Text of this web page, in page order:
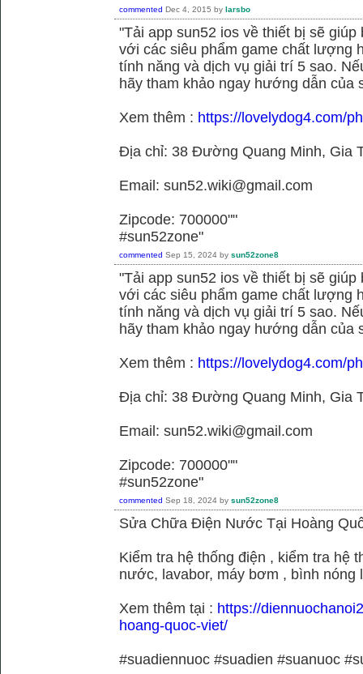
commented Dec 4, 2015 by larsbo
"Tải app sun52 ios về thiết bị sẽ
với các siêu phẩm game chất lượng
tính năng và dịch vụ giải trí 5 sao.
hãy tham khảo ngay hướng dẫn của
Xem thêm : https://lovelydog4.com/
Địa chỉ: 38 Đường Quang Minh, Gia
Email: sun52.wiki@gmail.com
Zipcode: 700000""
#sun52zone"
commented Sep 15, 2024 by sun52zone8
"Tải app sun52 ios về thiết bị sẽ
với các siêu phẩm game chất lượng
tính năng và dịch vụ giải trí 5 sao.
hãy tham khảo ngay hướng dẫn của
Xem thêm : https://lovelydog4.com/
Địa chỉ: 38 Đường Quang Minh, Gia
Email: sun52.wiki@gmail.com
Zipcode: 700000""
#sun52zone"
commented Sep 18, 2024 by sun52zone8
Sửa Chữa Điện Nước Tại Hoàng
Kiểm tra hệ thống điện , kiểm tra hệ
nước, lavabor, máy bơm , bình nóng
Xem thêm tại : https://
hoang-quoc-viet/
#suadiennuoc #suadien #suanuoc